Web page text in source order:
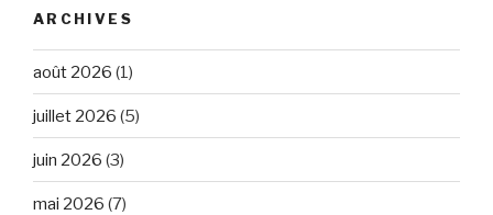
ARCHIVES
août 2026 (1)
juillet 2026 (5)
juin 2026 (3)
mai 2026 (7)